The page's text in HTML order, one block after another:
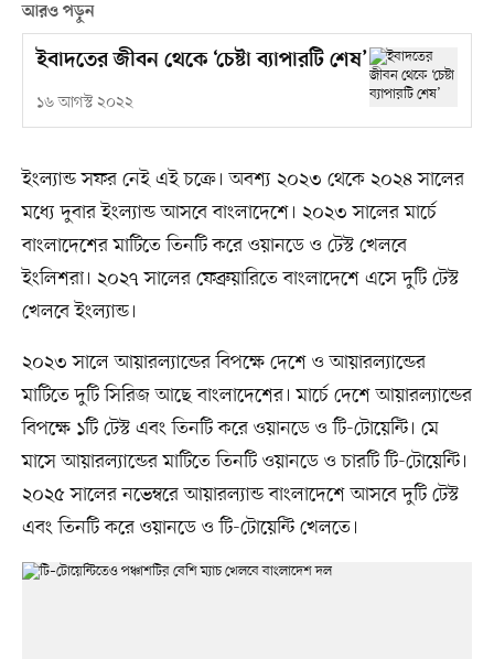
আরও পড়ুন
ইবাদতের জীবন থেকে ‘চেষ্টা ব্যাপারটি শেষ’
১৬ আগস্ট ২০২২
ইংল্যান্ড সফর নেই এই চক্রে। অবশ্য ২০২৩ থেকে ২০২৪ সালের
মধ্যে দুবার ইংল্যান্ড আসবে বাংলাদেশে। ২০২৩ সালের মার্চে
বাংলাদেশের মাটিতে তিনটি করে ওয়ানডে ও টেস্ট খেলবে
ইংলিশরা। ২০২৭ সালের ফেব্রুয়ারিতে বাংলাদেশে এসে দুটি টেস্ট
খেলবে ইংল্যান্ড।
২০২৩ সালে আয়ারল্যান্ডের বিপক্ষে দেশে ও আয়ারল্যান্ডের
মাটিতে দুটি সিরিজ আছে বাংলাদেশের। মার্চে দেশে আয়ারল্যান্ডের
বিপক্ষে ১টি টেস্ট এবং তিনটি করে ওয়ানডে ও টি-টোয়েন্টি। মে
মাসে আয়ারল্যান্ডের মাটিতে তিনটি ওয়ানডে ও চারটি টি-টোয়েন্টি।
২০২৫ সালের নভেম্বরে আয়ারল্যান্ড বাংলাদেশে আসবে দুটি টেস্ট
এবং তিনটি করে ওয়ানডে ও টি-টোয়েন্টি খেলতে।